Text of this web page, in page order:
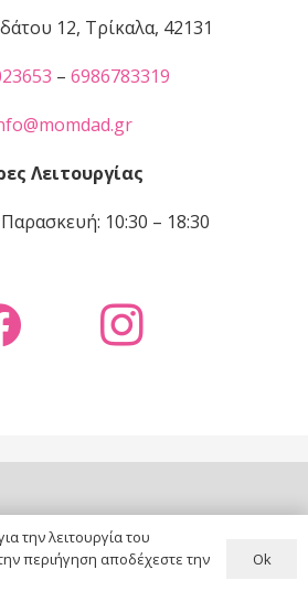
12, Τρίκαλα, 42131
– 6986783319
Λειτουργίας
10:30 – 18:30
DAD|website by
την λειτουργία του
περιήγηση αποδέχεστε την
Ok